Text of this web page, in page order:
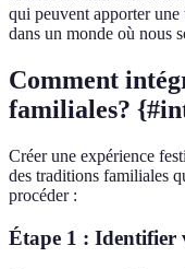
qui peuvent apporter
dans un monde où nous
Comment
familiales?
Créer une expérience
des traditions familiales
procéder :
Étape 1 : Identifier